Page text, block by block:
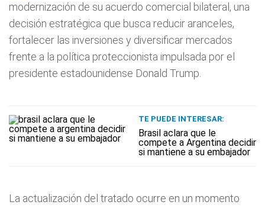
modernización de su acuerdo comercial bilateral, una
decisión estratégica que busca reducir aranceles,
fortalecer las inversiones y diversificar mercados
frente a la política proteccionista impulsada por el
presidente estadounidense Donald Trump.
TE PUEDE INTERESAR:
Brasil aclara que le
compete a Argentina decidir
si mantiene a su embajador
La actualización del tratado ocurre en un momento